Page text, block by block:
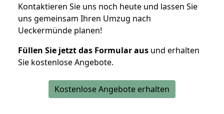
Kontaktieren Sie uns noch heute und lassen Sie
uns gemeinsam Ihren Umzug nach
Ueckermünde planen!
Füllen Sie jetzt das Formular aus und erhalten
Sie kostenlose Angebote.
Kostenlose Angebote erhalten